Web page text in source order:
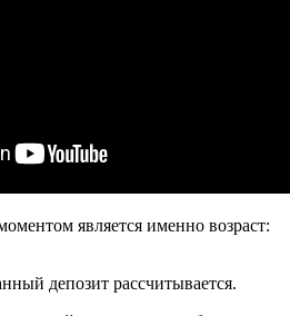
является именно возраст:
депозит рассчитывается.